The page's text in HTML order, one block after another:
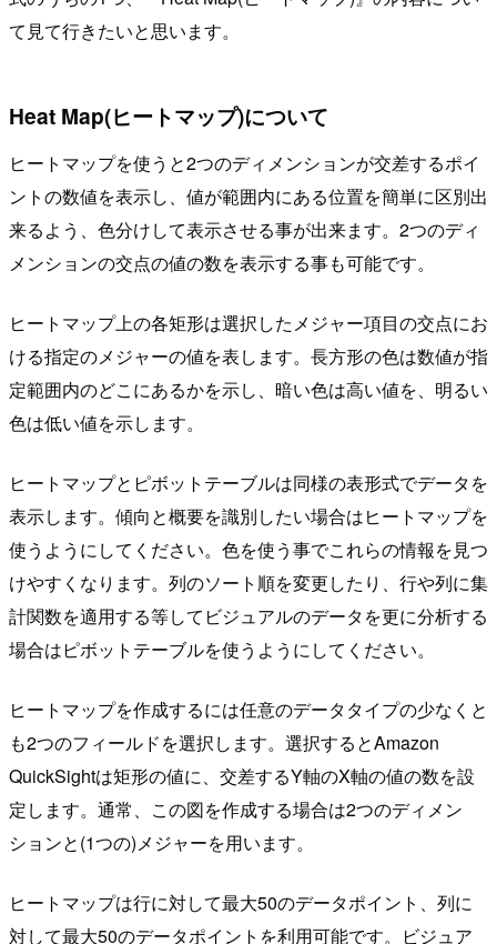
て見て行きたいと思います。
Heat Map(ヒートマップ)について
ヒートマップを使うと2つのディメンションが交差するポイ
ントの数値を表示し、値が範囲内にある位置を簡単に区別出
来るよう、色分けして表示させる事が出来ます。2つのディ
メンションの交点の値の数を表示する事も可能です。
ヒートマップ上の各矩形は選択したメジャー項目の交点にお
ける指定のメジャーの値を表します。長方形の色は数値が指
定範囲内のどこにあるかを示し、暗い色は高い値を、明るい
色は低い値を示します。
ヒートマップとピボットテーブルは同様の表形式でデータを
表示します。傾向と概要を識別したい場合はヒートマップを
使うようにしてください。色を使う事でこれらの情報を見つ
けやすくなります。列のソート順を変更したり、行や列に集
計関数を適用する等してビジュアルのデータを更に分析する
場合はピボットテーブルを使うようにしてください。
ヒートマップを作成するには任意のデータタイプの少なくと
も2つのフィールドを選択します。選択するとAmazon
QuickSightは矩形の値に、交差するY軸のX軸の値の数を設
定します。通常、この図を作成する場合は2つのディメン
ションと(1つの)メジャーを用います。
ヒートマップは行に対して最大50のデータポイント、列に
対して最大50のデータポイントを利用可能です。ビジュア